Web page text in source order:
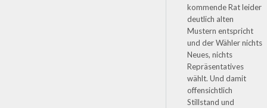
kommende Rat leider
deutlich alten
Mustern entspricht
und der Wähler nichts
Neues, nichts
Repräsentatives
wählt. Und damit
offensichtlich
Stillstand und